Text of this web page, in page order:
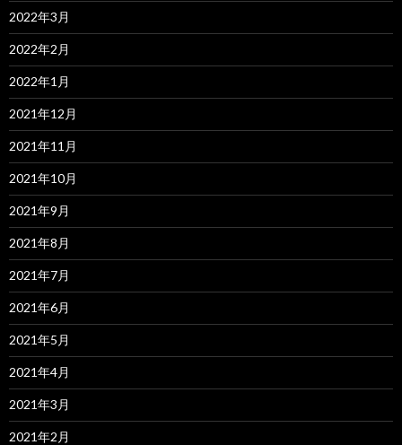
2022年3月
2022年2月
2022年1月
2021年12月
2021年11月
2021年10月
2021年9月
2021年8月
2021年7月
2021年6月
2021年5月
2021年4月
2021年3月
2021年2月